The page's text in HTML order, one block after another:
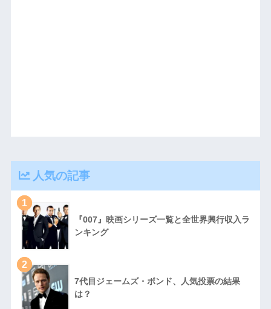
人気の記事
1
『007』映画シリーズ一覧と全世界興行収入ラ
ンキング
2
7代目ジェームズ・ボンド、人気投票の結果
は？